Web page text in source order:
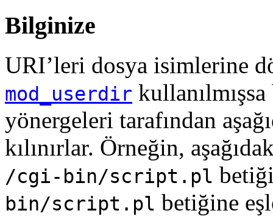
Bilginize
URI’leri dosya isimlerine
mod_userdir
yönergeleri tarafından
kılınırlar. Örneğin,
/cgi-bin/script.pl
bin/script.pl betiğine